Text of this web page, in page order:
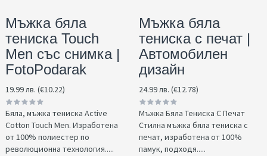
Мъжка бяла
тениска Touch
Men със снимка |
FotoPodarak
19.99 лв. (€10.22)
Бяла, мъжка тениска Active
Cotton Touch Men. Изработена
от 100% полиестер по
революционна технология.....
Мъжка бяла
тениска с печат |
Автомобилен
дизайн
24.99 лв. (€12.78)
Мъжка Бяла Тениска С Печат
Стилна мъжка бяла тениска с
печат, изработена от 100%
памук, подходя.....